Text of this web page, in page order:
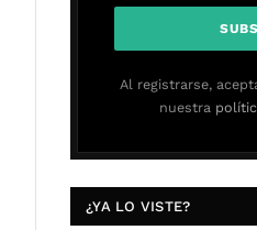
Al registrarse,
nuestra
¿YA LO VISTE?